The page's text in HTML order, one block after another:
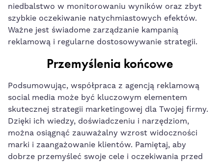
niedbalstwo⁣ w monitorowaniu wyników oraz zbyt
szybkie oczekiwanie natychmiastowych efektów.
Ważne jest świadome zarządzanie​ kampanią
reklamową ‍i regularne dostosowywanie ⁤strategii.
Przemyślenia końcowe
Podsumowując,⁤ współpraca z ⁣agencją ⁣reklamową⁤
social media ‍może być kluczowym elementem
skutecznej strategii ​marketingowej dla Twojej firmy.
Dzięki ich wiedzy, doświadczeniu i⁣ narzędziom,
można⁤ osiągnąć zauważalny wzrost widoczności⁤
marki i zaangażowanie⁤ klientów.⁤ Pamiętaj,‍ aby
dobrze⁣ przemyśleć swoje ‌cele i ⁣oczekiwania przed